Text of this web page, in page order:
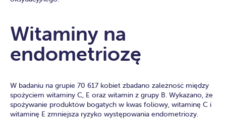
Witaminy na
endometriozę
W badaniu na grupie 70 617 kobiet zbadano zależność między
spożyciem witaminy C, E oraz witamin z grupy B. Wykazano, że
spożywanie produktów bogatych w kwas foliowy, witaminę C i
witaminę E zmniejsza ryzyko występowania endometriozy.